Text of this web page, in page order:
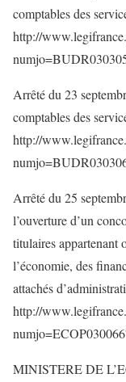
comptables des
http://
Arrêté du 23
comptables des
http://
Arrêté du 25
l’ouverture d’un
titulaires appartenant
l’économie, des
attachés
http://
MINISTERE DE